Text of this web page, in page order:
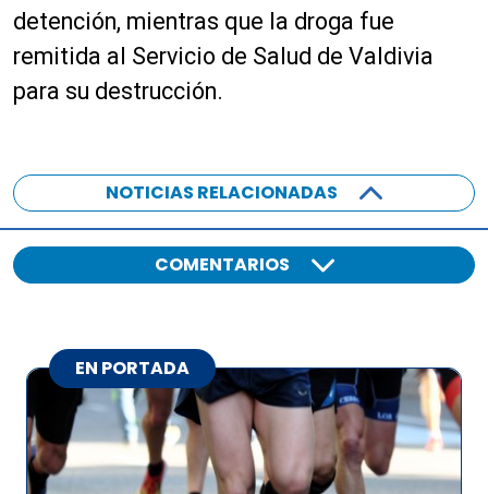
detención, mientras que la droga fue
remitida al Servicio de Salud de Valdivia
para su destrucción.
NOTICIAS RELACIONADAS
COMENTARIOS
EN PORTADA